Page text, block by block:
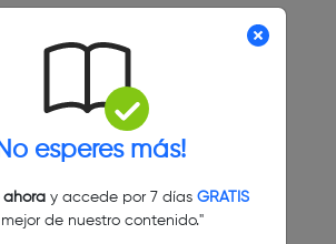
esperes más!
ahoray accede por 7 días GRATIS
de nuestro contenido."